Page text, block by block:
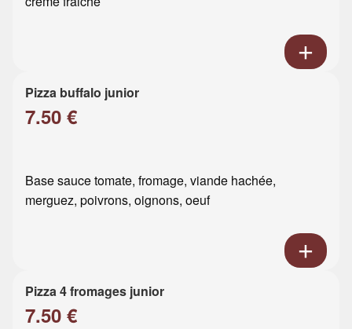
Pizza buffalo junior
7.50 €
Base sauce tomate, fromage, viande hachée,
merguez, poivrons, oignons, oeuf
Pizza 4 fromages junior
7.50 €